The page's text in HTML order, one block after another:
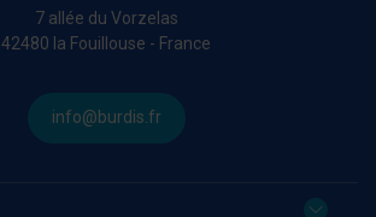
7 allée du Vorzelas
42480 la Fouillouse - France
info@burdis.fr